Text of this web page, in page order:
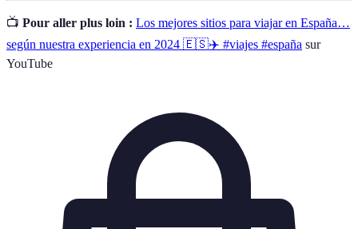
📺 Pour aller plus loin : Los mejores sitios para viajar en España…
según nuestra experiencia en 2024 🇪🇸✈️ #viajes #españa sur
YouTube